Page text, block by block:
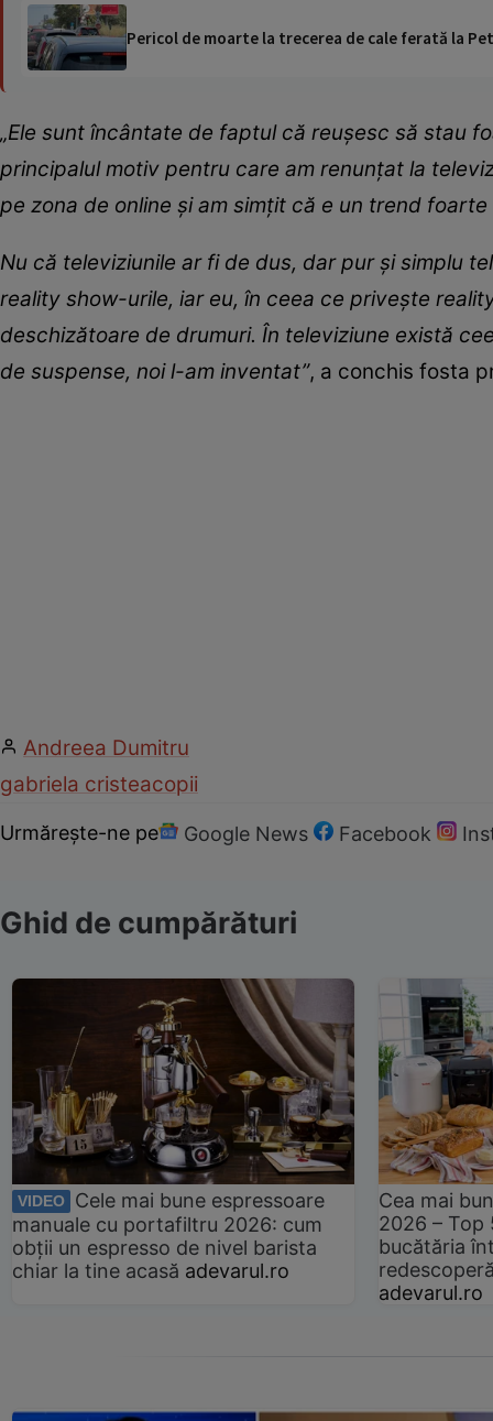
Pericol de moarte la trecerea de cale ferată la
„Ele sunt încântate de faptul că reușesc să stau
principalul motiv pentru care am renunțat la
pe zona de online și am simțit că e un trend
Nu că televiziunile ar fi de dus, dar pur și simplu
reality show-urile, iar eu, în ceea ce privește
deschizătoare de drumuri. În televiziune există
de suspense, noi l-am inventat”, a conchis fosta
Andreea Dumitru
gabriela cristeacopii
Urmărește-ne pe Google News Facebook
Ghid de cumpărături
VIDEO
Cele mai bune espressoare
manuale cu portafiltru 2026: cum
obții un espresso de nivel barista
chiar la tine acasă adevarul.ro
Cea mai
2026 –
bucătăria
adevarul.ro